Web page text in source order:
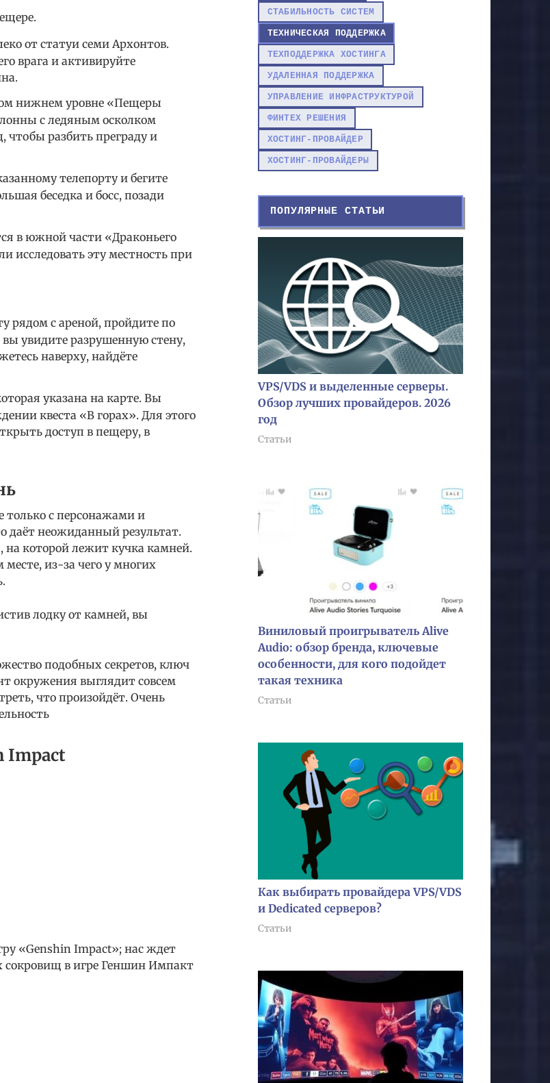
от статуи семи Архонтов.
врага и активируйте
нижнем уровне «Пещеры
с ледяным осколком
чтобы разбить преграду и
телепорту и бегите
беседка и босс, позади
в южной части «Драконьего
исследовать эту местность при
рядом с ареной, пройдите по
вы увидите разрушенную стену,
наверху, найдёте
указана на карте. Вы
квеста «В горах». Для этого
доступ в пещеру, в
только с персонажами и
даёт неожиданный результат.
на которой лежит кучка камней.
из-за чего у многих
лодку от камней, вы
подобных секретов, ключ
окружения выглядит совсем
что произойдёт. Очень
«Genshin Impact»; нас ждет
сокровищ в игре Геншин Импакт
СТАБИЛЬНОСТЬ СИСТЕМ
ТЕХНИЧЕСКАЯ ПОДДЕРЖКА
ТЕХПОДДЕРЖКА ХОСТИНГА
УДАЛЕННАЯ ПОДДЕРЖКА
УПРАВЛЕНИЕ ИНФРАСТРУКТУРОЙ
ФИНТЕХ РЕШЕНИЯ
ХОСТИНГ-ПРОВАЙДЕР
ХОСТИНГ-ПРОВАЙДЕРЫ
ПОПУЛЯРНЫЕ СТАТЬИ
VPS/VDS и выделенные серверы.
Обзор лучших провайдеров. 2026
год
Статьи
Виниловый проигрыватель Alive
Audio: обзор бренда, ключевые
особенности, для кого подойдет
такая техника
Статьи
Как выбирать провайдера VPS/VDS
и Dedicated серверов?
Статьи